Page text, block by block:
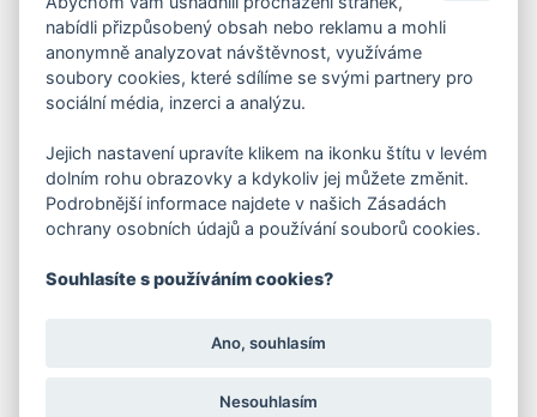
FAKTURAČNÍ ADRESA
Družstevní 1394/12
Praha 4 - Nusle, 140 00
KORESP. ADRESA A SKLAD
nabídli přizpůsobený obsah nebo reklamu a mohli
anonymně analyzovat návštěvnost, využíváme
soubory cookies, které sdílíme se svými partnery pro
sociální média, inzerci a analýzu.
Jejich nastavení upravíte klikem na ikonku štítu v levém
dolním rohu obrazovky a kdykoliv jej můžete změnit.
Podrobnější informace najdete v našich Zásadách
ochrany osobních údajů a používání souborů cookies.
Souhlasíte s používáním cookies?
Ano, souhlasím
Nesouhlasím